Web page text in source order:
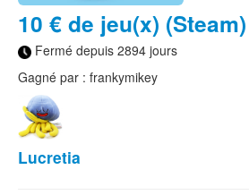
10 € de jeu(x) (Steam)
Fermé depuis 2894 jours
Gagné par : frankymikey
Lucretia